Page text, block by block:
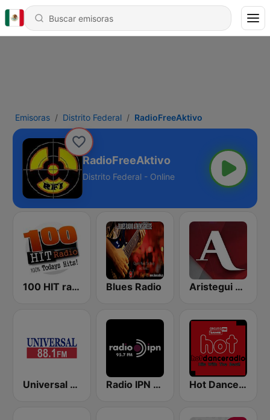
Emisoras Distrito Federal RadioFreeAktivo
RadioFreeAktivo
Distrito Federal - Online
100 HIT radio Blues Radio Aristegui Noticias
Universal 88.1 FM Radio IPN 95.7 Hot Dance Radio